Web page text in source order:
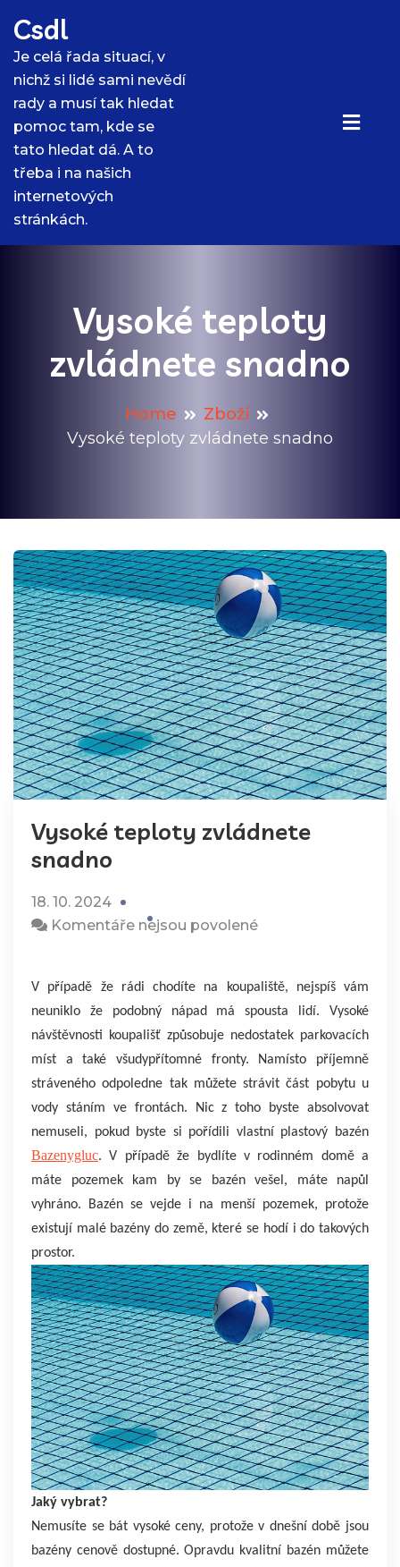
to
content
Csdl
Je celá řada situací, v
nichž si lidé sami nevědí
rady a musí tak hledat
pomoc tam, kde se
tato hledat dá. A to
třeba i na našich
internetových
stránkách.
Vysoké teploty
zvládnete snadno
Home
Zboží
Vysoké teploty zvládnete snadno
Vysoké teploty zvládnete
snadno
18. 10. 2024
Komentáře nejsou povolenéu
názvem
Vysoké
teploty
zvládnete
snadno
V případě že rádi chodíte na koupaliště, nejspíš vám
neuniklo že podobný nápad má spousta lidí. Vysoké
návštěvnosti koupališť způsobuje nedostatek parkovacích
míst a také všudypřítomné fronty. Namísto příjemně
stráveného odpoledne tak můžete strávit část pobytu u
vody stáním ve frontách. Nic z toho byste absolvovat
nemuseli, pokud byste si pořídili vlastní plastový bazén
Bazenygluc. V případě že bydlíte v rodinném domě a
máte pozemek kam by se bazén vešel, máte napůl
vyhráno. Bazén se vejde i na menší pozemek, protože
existují malé bazény do země, které se hodí i do takových
prostor.
Jaký vybrat?
Nemusíte se bát vysoké ceny, protože v dnešní době jsou
bazény cenově dostupné. Opravdu kvalitní bazén můžete